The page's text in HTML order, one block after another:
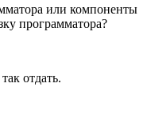
или компоненты
программатора?
отдать.